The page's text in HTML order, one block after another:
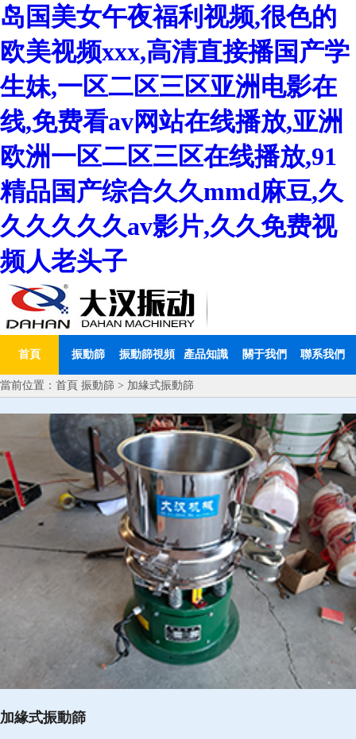
岛国美女午夜福利视频,很色的
欧美视频xxx,高清直接播国产学
生妹,一区二区三区亚洲电影在
线,免费看av网站在线播放,亚洲
欧洲一区二区三区在线播放,91
精品国产综合久久mmd麻豆,久
久久久久久av影片,久久免费视
频人老头子
首頁 振動篩 振動篩視頻 產品知識 關于我們 聯系我們
當前位置： 首頁 振動篩 > 加緣式振動篩
加緣式振動篩